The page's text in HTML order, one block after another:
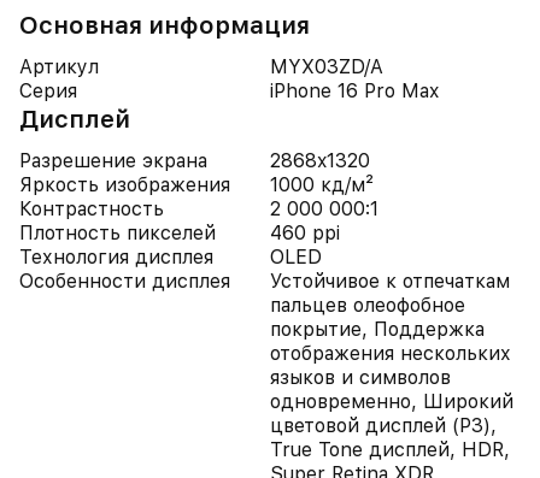
Основная информация
Артикул
MYX03ZD/A
Серия
iPhone 16 Pro Max
Дисплей
Разрешение экрана
2868x1320
Яркость изображения
1000 кд/м²
Контрастность
2 000 000:1
Плотность пикселей
460 ppi
Технология дисплея
OLED
Особенности дисплея
Устойчивое к отпечаткам
пальцев олеофобное
покрытие, Поддержка
отображения нескольких
языков и символов
одновременно, Широкий
цветовой дисплей (P3),
True Tone дисплей, HDR,